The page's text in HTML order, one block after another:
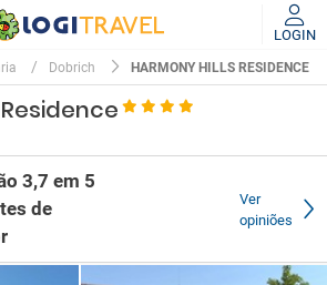
LOGIN
Dobrich HARMONY HILLS RESIDENCE
Ver
opiniões